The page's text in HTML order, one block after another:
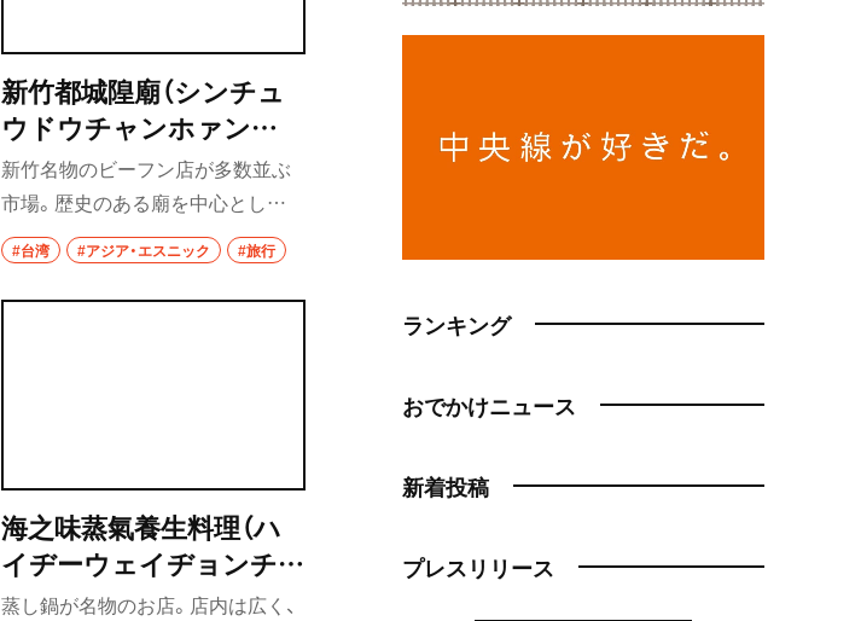
新竹都城隍廟（シンチュ
ウドウチャンホァンミ
ャオ）
新竹名物のビーフン店が多数並ぶ
市場。歴史のある廟を中心とした
市場は街の名所でもある。
#台湾 #アジア・エスニック #旅行
海之味蒸氣養生料理（ハ
イヂーウェイヂョンチー
ヤンションリャォリー）
蒸し鍋が名物のお店。店内は広く、
ランキング
おでかけニュース
新着投稿
プレスリリース